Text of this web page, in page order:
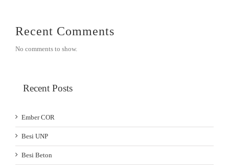
Recent Comments
No comments to show.
Recent Posts
Ember COR
Besi UNP
Besi Beton